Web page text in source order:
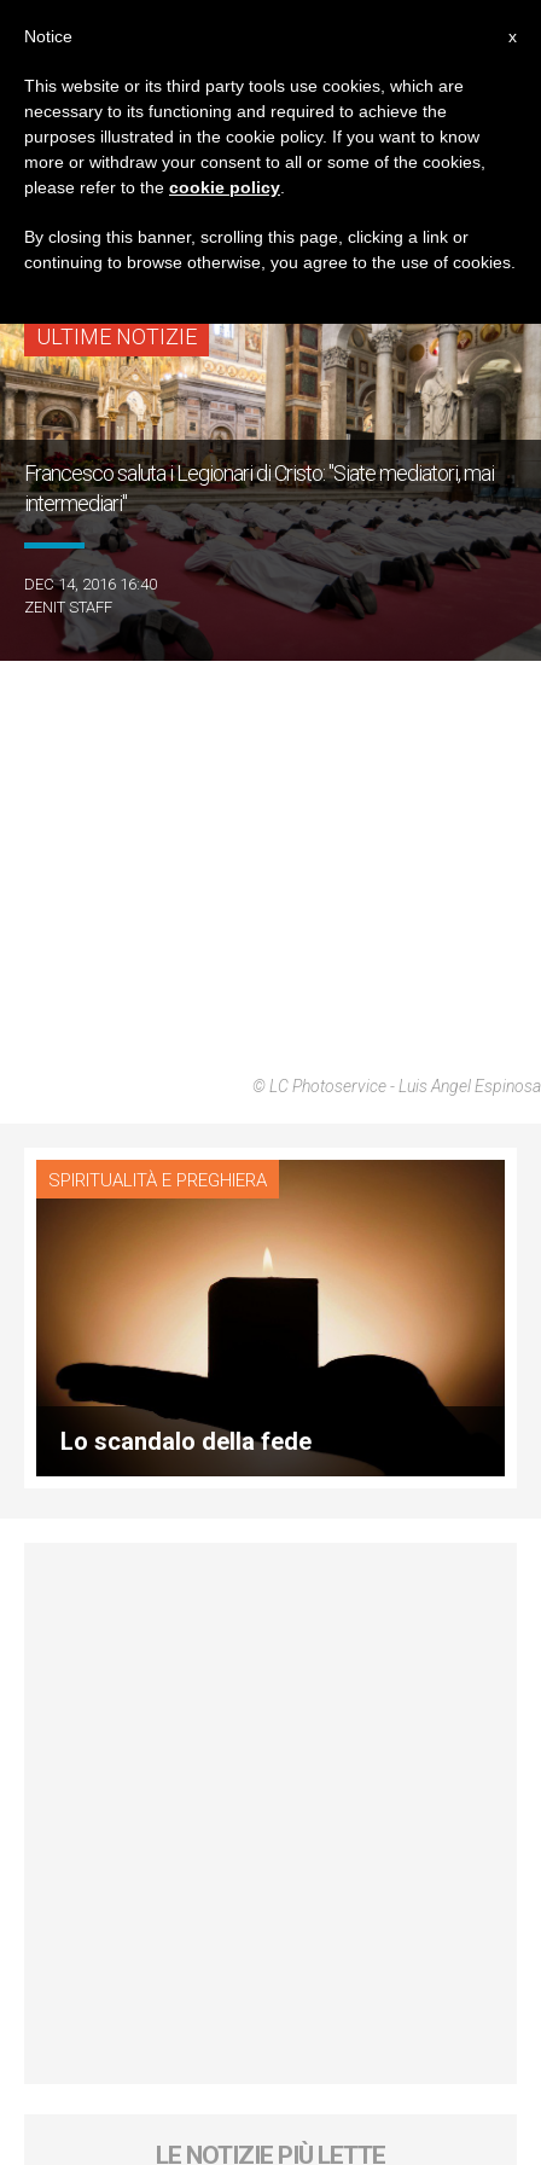
TAG
Posts Tagged ‘san
Giovanni Della Croce’
ULTIME NOTIZIE
Francesco saluta i Legionari di Cristo: "Siate mediatori, mai
intermediari"
DEC 14, 2016 16:40
ZENIT STAFF
© LC Photoservice - Luis Angel Espinosa
SPIRITUALITÀ E PREGHIERA
Lo scandalo della fede
LE NOTIZIE PIÙ LETTE
x
Notice
This website or its third party tools use cookies, which are
necessary to its functioning and required to achieve the
purposes illustrated in the cookie policy. If you want to know
more or withdraw your consent to all or some of the cookies,
please refer to the cookie policy
By closing this banner, scrolling this page, clicking a link or
continuing to browse otherwise, you agree to the use of cookies.